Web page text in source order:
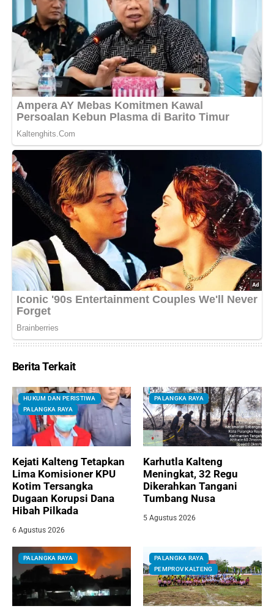
Berita Terkait
HUKUM DAN PERISTIWA
PALANGKA RAYA
Kejati Kalteng Tetapkan
Lima Komisioner KPU
Kotim Tersangka
Dugaan Korupsi Dana
Hibah Pilkada
6 Agustus 2026
PALANGKA RAYA
Karhutla Kalteng
Meningkat, 32 Regu
Dikerahkan Tangani
Tumbang Nusa
5 Agustus 2026
PALANGKA RAYA
PALANGKA RAYA
PEMPROV KALTENG